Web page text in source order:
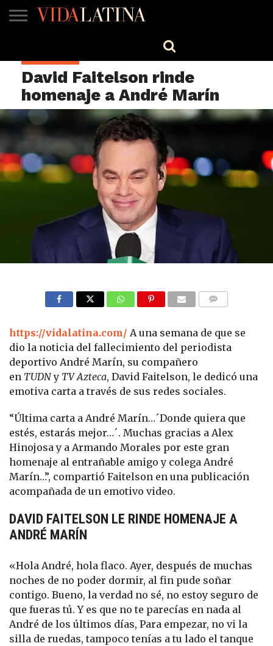
TV
David Faitelson rinde
homenaje a André Marín
https://vidalatina.com/A una semana de que se
dio la noticia del fallecimiento del periodista
deportivo André Marín, su compañero
en TUDNy TV Azteca, David Faitelson, le dedicó una
emotiva carta a través de sus redes sociales.
“Última carta a André Marín…´Donde quiera que
estés, estarás mejor…´. Muchas gracias a Alex
Hinojosa y a Armando Morales por este gran
homenaje al entrañable amigo y colega André
Marín…”, compartió Faitelson en una publicación
acompañada de un emotivo video.
DAVID FAITELSON LE RINDE HOMENAJE A
ANDRÉ MARÍN
«Hola André, hola flaco. Ayer, después de muchas
noches de no poder dormir, al fin pude soñar
contigo. Bueno, la verdad no sé, no estoy seguro de
que fueras tú. Y es que no te parecías en nada al
André de los últimos días, Para empezar, no vi la
silla de ruedas, tampoco tenías a tu lado el tanque